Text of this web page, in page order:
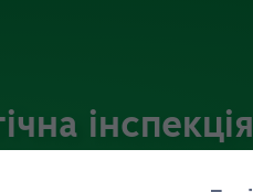
інспекція